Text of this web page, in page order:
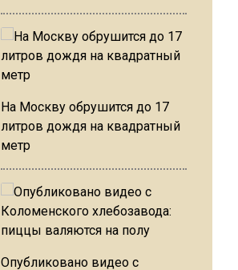
На Москву обрушится до 17
литров дождя на квадратный
метр
Опубликовано видео с